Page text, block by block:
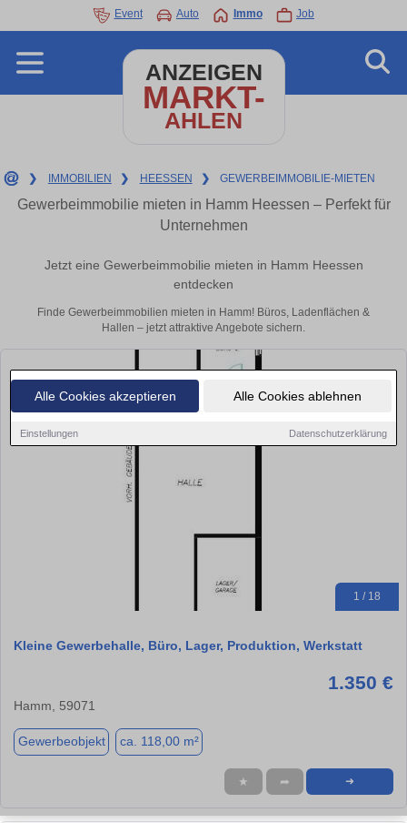
Alle Cookies akzeptieren Alle Cookies ablehnen
Einstellungen Datenschutzerklärung
Event Auto Immo Job
ANZEIGEN
MARKT-
AHLEN
❯ IMMOBILIEN ❯ HEESSEN ❯ GEWERBEIMMOBILIE-MIETEN
Gewerbeimmobilie mieten in Hamm Heessen – Perfekt für
Unternehmen
Jetzt eine Gewerbeimmobilie mieten in Hamm Heessen
entdecken
Finde Gewerbeimmobilien mieten in Hamm! Büros, Ladenflächen &
Hallen – jetzt attraktive Angebote sichern.
1 / 18
Kleine Gewerbehalle, Büro, Lager, Produktion, Werkstatt
1.350 €
Hamm, 59071
Gewerbeobjekt ca. 118,00 m²
★ ➦ ➜